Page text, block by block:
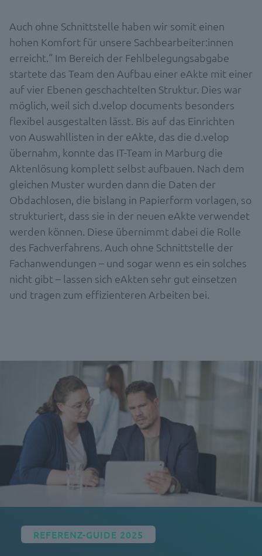
Auch ohne Schnittstelle haben wir somit einen
hohen Komfort für unsere Sachbearbeiter:innen
erreicht.“ Im Bereich der Fehlbelegungsabgabe
startete das Team den Aufbau einer eAkte mit einer
auf vier Ebenen geschachtelten Struktur. Dies war
möglich, weil sich d.velop documents besonders
flexibel ausgestalten lässt. Bis auf das Einrichten
von Auswahllisten in der eAkte, das die d.velop
übernahm, konnte das IT-Team in Marburg die
Aktenlösung komplett selbst aufbauen. Nach dem
gleichen Muster wurden dann die Daten der
Obdachlosen, die bislang in Papierform vorlagen, so
strukturiert, dass sie in der neuen eAkte verwendet
werden können. Diese übernimmt dabei die Rolle
des Fachverfahrens. Auch ohne Schnittstelle der
Fachanwendungen – und sogar wenn es ein solches
nicht gibt – lassen sich eAkten sehr gut einsetzen
und tragen zum effizienteren Arbeiten bei.
REFERENZ-GUIDE 2025